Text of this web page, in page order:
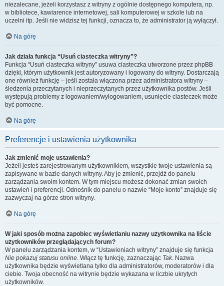
niezalecane, jeżeli korzystasz z witryny z ogólnie dostępnego komputera, np.
w bibliotece, kawiarence internetowej, sali komputerowej w szkole lub na
uczelni itp. Jeśli nie widzisz tej funkcji, oznacza to, że administrator ją wyłączył.
Na górę
Jak działa funkcja “Usuń ciasteczka witryny”?
Funkcja “Usuń ciasteczka witryny” usuwa ciasteczka utworzone przez phpBB
dzięki, którym użytkownik jest autoryzowany i logowany do witryny. Dostarczają
one również funkcję – jeśli została włączona przez administratora witryny –
śledzenia przeczytanych i nieprzeczytanych przez użytkownika postów. Jeśli
występują problemy z logowaniem/wylogowaniem, usunięcie ciasteczek może
być pomocne.
Na górę
Preferencje i ustawienia użytkownika
Jak zmienić moje ustawienia?
Jeżeli jesteś zarejestrowanym użytkownikiem, wszystkie twoje ustawienia są
zapisywane w bazie danych witryny. Aby je zmienić, przejdź do panelu
zarządzania swoim kontem. W tym miejscu możesz dokonać zmian swoich
ustawień i preferencji. Odnośnik do panelu o nazwie “Moje konto” znajduje się
zazwyczaj na górze stron witryny.
Na górę
W jaki sposób można zapobiec wyświetlaniu nazwy użytkownika na liście
użytkowników przeglądających forum?
W panelu zarządzania kontem, w “Ustawieniach witryny” znajduje się funkcja
Nie pokazuj statusu online. Włącz tę funkcję, zaznaczając Tak. Nazwa
użytkownika będzie wyświetlana tylko dla administratorów, moderatorów i dla
ciebie. Twoja obecność na witrynie będzie wykazana w liczbie ukrytych
użytkowników.